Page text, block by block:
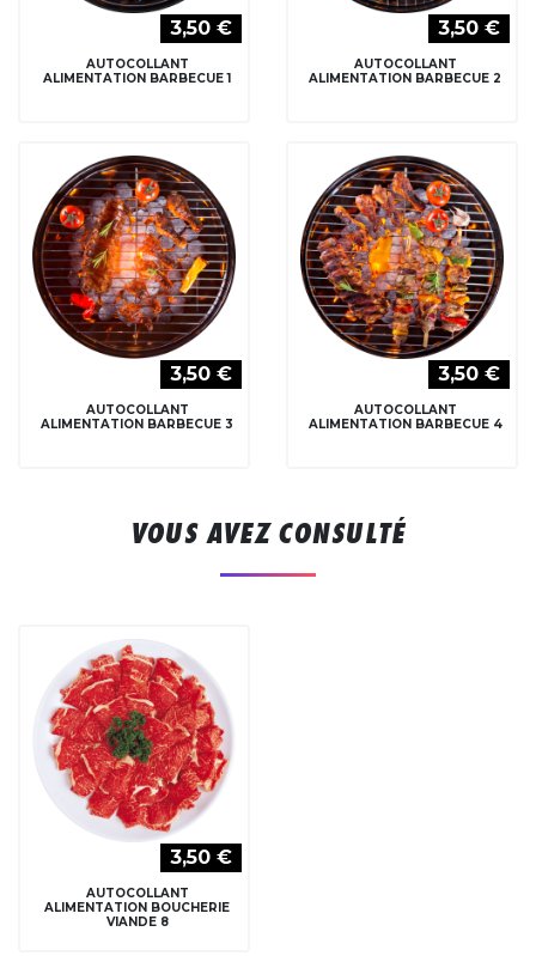
3,50 €
AUTOCOLLANT
ALIMENTATION BARBECUE 1
3,50 €
AUTOCOLLANT
ALIMENTATION BARBECUE 2
3,50 €
AUTOCOLLANT
ALIMENTATION BARBECUE 3
3,50 €
AUTOCOLLANT
ALIMENTATION BARBECUE 4
VOUS AVEZ CONSULTÉ
3,50 €
AUTOCOLLANT
ALIMENTATION BOUCHERIE
VIANDE 8